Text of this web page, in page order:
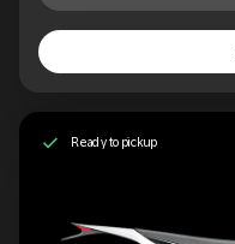
Ready to pickup